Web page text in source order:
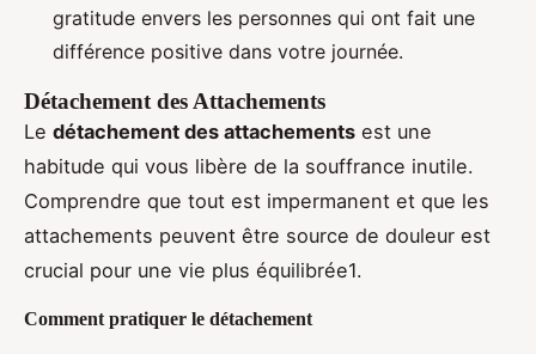
gratitude envers les personnes qui ont fait une
différence positive dans votre journée.
Détachement des Attachements
Le détachement des attachements est une
habitude qui vous libère de la souffrance inutile.
Comprendre que tout est impermanent et que les
attachements peuvent être source de douleur est
crucial pour une vie plus équilibrée1.
Comment pratiquer le détachement